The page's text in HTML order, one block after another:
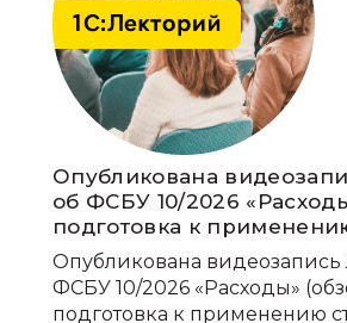
Опубликована
об ФСБУ 10/2026
подготовка к
Опубликована
ФСБУ 10/2026 «Расходы»
подготовка к применению